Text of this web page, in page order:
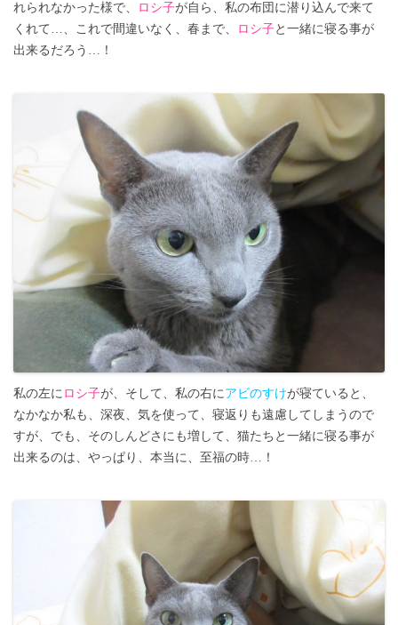
れられなかった様で、
ロシ子が自ら、私の布団に潜り込んで来て
くれて…、これで間違いなく、春まで、
ロシ子と一緒に寝る事が
出来るだろう…！
私の左に ロシ子が、そして、私の右に アビのすけが寝ていると、
なかなか私も、深夜、気を使って、寝返りも遠慮してしまうので
すが、でも、そのしんどさにも増して、猫たちと一緒に寝る事が
出来るのは、やっぱり、本当に、至福の時…！